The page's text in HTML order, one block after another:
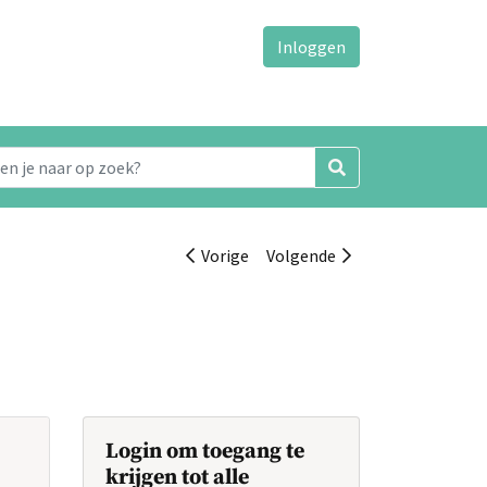
Inloggen
Vorige Volgende
Login om toegang te
krijgen tot alle